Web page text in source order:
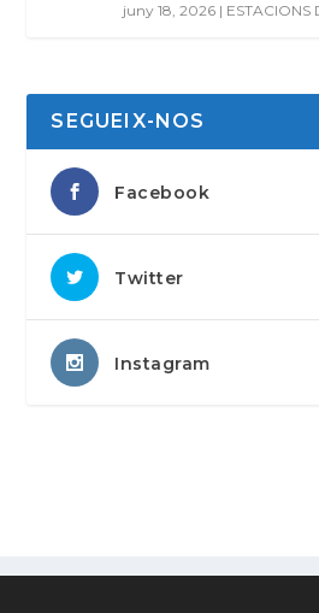
juny 18, 2026 | ESTACIONS
SEGUEIX-NOS
Facebook
Twitter
Instagram